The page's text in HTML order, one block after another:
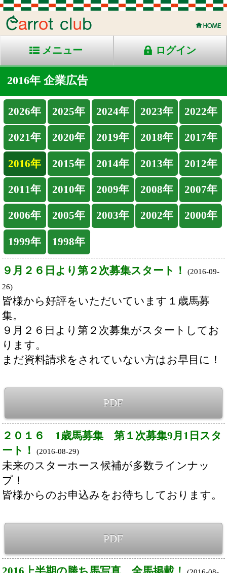
メニュー ログイン
2016年 企業広告
2026年 2025年 2024年
2021年 2020年 2019年 2018年 2017年
2016年 2015年 2014年 2013年 2012年
2011年 2010年 2009年 2008年 2007年
2006年 2005年 2003年 2002年 2000年
1998年
９月２６日より第２次募集スタート！
(2016-09-
26)
皆様から好評をいただいています１歳馬募
集。
９月２６日より第２次募集がスタートしてお
ります。
まだ資料請求をされていない方はお早目に！
２０１６ 1歳馬募集 第１次募集9月1日スタ
ート！
未来のスターホース候補が多数ラインナッ
プ！
皆様からのお申込みをお待ちしております。
2016上半期の勝ち馬写真、全馬掲載！
15)
昨年を超える勝ち鞍を量産中！
注目の１歳馬募集予定馬の中から、一部をご
紹介
春のグランプリ・宝塚記念制覇！エリザベス
PDF